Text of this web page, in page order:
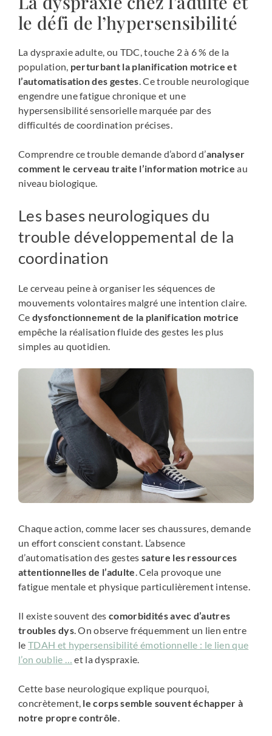
le défi de l’hypersensibilité
La dyspraxie adulte, ou TDC, touche 2 à 6 % de la
population, perturbant la planification motrice et
l’automatisation des gestes. Ce trouble neurologique
engendre une fatigue chronique et une
hypersensibilité sensorielle marquée par des
difficultés de coordination précises.
Comprendre ce trouble demande d’abord d’analyser
comment le cerveau traite l’information motrice au
niveau biologique.
Les bases neurologiques du
trouble développemental de la
coordination
Le cerveau peine à organiser les séquences de
mouvements volontaires malgré une intention claire.
Ce dysfonctionnement de la planification motrice
empêche la réalisation fluide des gestes les plus
simples au quotidien.
Chaque action, comme lacer ses chaussures, demande
un effort conscient constant. L’absence
d’automatisation des gestes sature les ressources
attentionnelles de l’adulte. Cela provoque une
fatigue mentale et physique particulièrement intense.
Il existe souvent descomorbidités avec d’autres
troubles dys. On observe fréquemment un lien entre
le TDAH et hypersensibilité émotionnelle : le lien que
l’on oublie … et la dyspraxie.
Cette base neurologique explique pourquoi,
concrètement, le corps semble souvent échapper à
notre propre contrôle.